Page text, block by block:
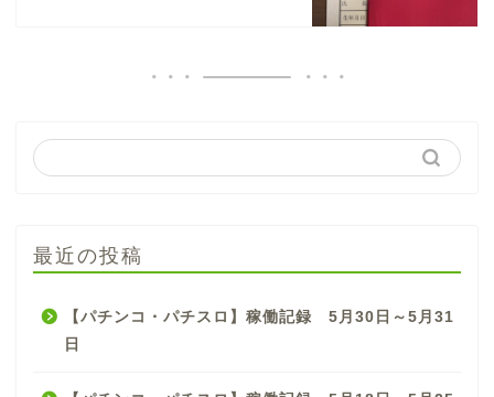
最近の投稿
【パチンコ・パチスロ】稼働記録 5月30日～5月31
日